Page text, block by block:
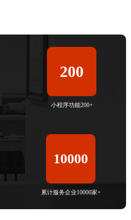
200
小程序功能200+
10000
累计服务企业10000家+